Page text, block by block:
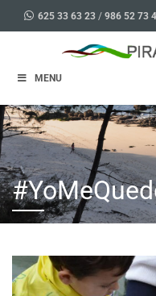
625 33 63 23 / 986 52 73
MENU